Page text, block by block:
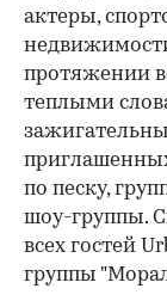
актеры,
протяжении
теплыми
по песку,
шоу-группы.
всех гостей
группы